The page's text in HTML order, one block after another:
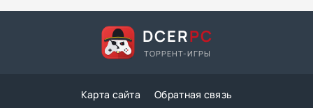
DCERPC
ТОРРЕНТ-ИГРЫ
Карта сайта Обратная связь